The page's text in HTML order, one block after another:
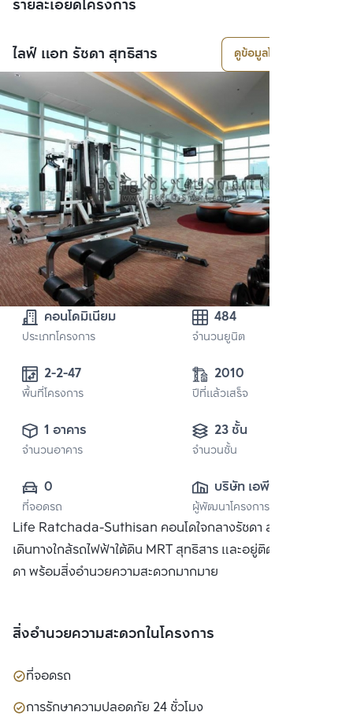
รายละเอียดโครงการ
ไลฟ์ แอท รัชดา สุทธิสาร ดูข้อมูลโครงการ
คอนโดมิเนียม
ประเภทโครงการ
484
จำนวนยูนิต
2-2-47
พื้นที่โครงการ
2010
ปีที่แล้วเสร็จ
1 อาคาร
จำนวนอาคาร
23 ชั้น
จำนวนชั้น
0
ที่จอดรถ
บริษัท เอพี (ไทย
แลนด์)
จำกัด(มหาชน)
ผู้พัฒนาโครงการ
Life Ratchada-Suthisan คอนโดใจกลางรัชดา สะดวกในการ
เดินทางใกล้รถไฟฟ้าใต้ดิน MRT สุทธิสาร และอยู่ติดถนนใหญ่ รัช
ดา พร้อมสิ่งอำนวยความสะดวกมากมาย
สิ่งอำนวยความสะดวกในโครงการ
ที่จอดรถ
การรักษาความปลอดภัย 24 ชั่วโมง